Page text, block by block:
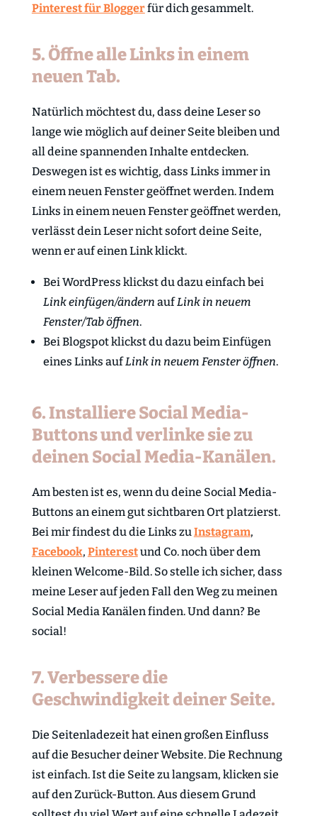
Pinterest für Bloggerfür dich gesammelt.
5. Öffne alle Links in einem
neuen Tab.
Natürlich möchtest du, dass deine Leser so
lange wie möglich auf deiner Seite bleiben und
all deine spannenden Inhalte entdecken.
Deswegen ist es wichtig, dass Links immer in
einem neuen Fenster geöffnet werden. Indem
Links in einem neuen Fenster geöffnet werden,
verlässt dein Leser nicht sofort deine Seite,
wenn er auf einen Link klickt.
Bei WordPress klickst du dazu einfach bei
Link einfügen/ändern aufLink in neuem
Fenster/Tab öffnen.
Bei Blogspot klickst du dazu beim Einfügen
eines Links aufLink in neuem Fenster öffnen.
6. Installiere Social Media-
Buttons und verlinke sie zu
deinen Social Media-Kanälen.
Am besten ist es, wenn du deine Social Media-
Buttons an einem gut sichtbaren Ort platzierst.
Bei mir findest du die Links zu Instagram,
Facebook, Pinterestund Co. noch über dem
kleinen Welcome-Bild. So stelle ich sicher, dass
meine Leser auf jeden Fall den Weg zu meinen
Social Media Kanälen finden. Und dann? Be
social!
7. Verbessere die
Geschwindigkeit deiner Seite.
Die Seitenladezeit hat einen großen Einfluss
auf die Besucher deiner Website. Die Rechnung
ist einfach. Ist die Seite zu langsam, klicken sie
auf den Zurück-Button. Aus diesem Grund